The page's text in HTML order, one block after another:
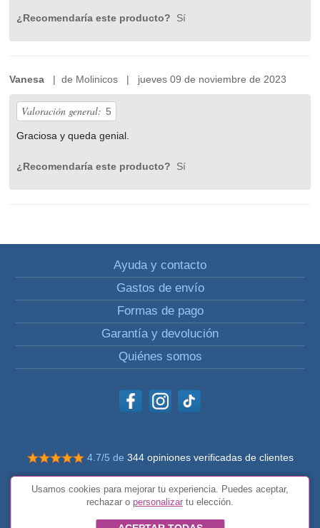
¿Recomendaría este producto? Sí
Vanesa | de Molinicos | jueves 09 de noviembre de 2023
Valoración general: 5
Graciosa y queda genial.
¿Recomendaría este producto? Sí
Ayuda y contacto
Gastos de envío
Formas de pago
Garantía y devolución
Quiénes somos
4.7/5 de 344 opiniones verificadas de clientes
© Todos los derechos reservados Impulsivos
Condiciones generales
Usamos cookies para mejorar tu experiencia. Puedes aceptar,
rechazar o personalizar tu elección.